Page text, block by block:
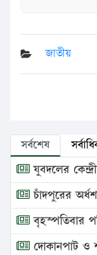
জাতীয়
সর্বশেষ
যুবদলের
চাঁদপুরের
বৃহস্পতিবার
দোকানপাট ও